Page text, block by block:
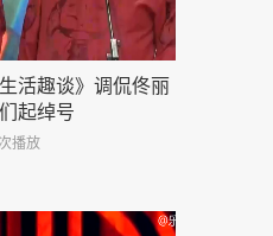
活趣谈》调侃佟丽
起绰号
播放